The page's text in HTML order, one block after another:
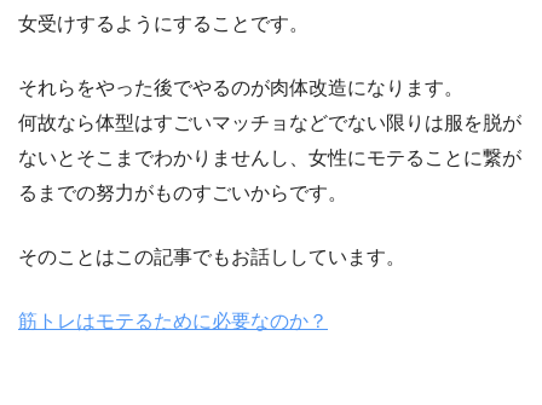
女受けするようにすることです。
それらをやった後でやるのが肉体改造になります。
何故なら体型はすごいマッチョなどでない限りは服を脱が
ないとそこまでわかりませんし、女性にモテることに繋が
るまでの努力がものすごいからです。
そのことはこの記事でもお話ししています。
筋トレはモテるために必要なのか？